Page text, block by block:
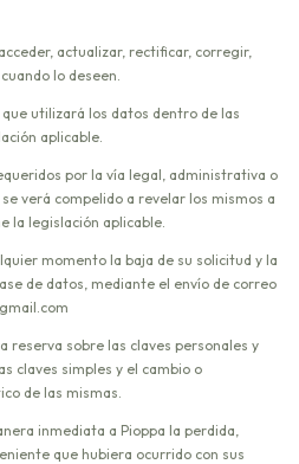
actualizar, rectificar, corregir,
lo deseen.
utilizará los datos dentro de las
aplicable.
por la vía legal, administrativa o
verá compelido a revelar los mismos a
la legislación aplicable.
momento la baja de su solicitud y la
de datos, mediante el envío de correo
reserva sobre las claves personales y
claves simples y el cambio o
de las mismas.
inmediata a Pioppa la perdida,
que hubiera ocurrido con sus